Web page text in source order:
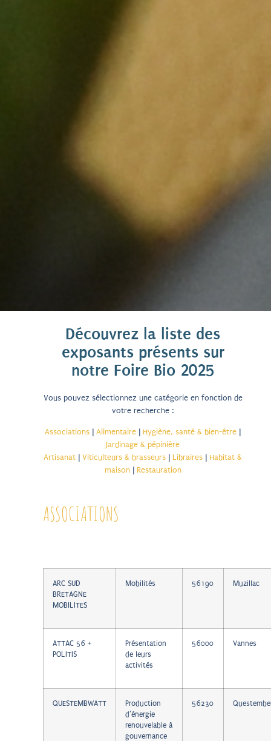
Découvrez la liste des
exposants présents sur
notre Foire Bio 2025
Vous pouvez sélectionnez une catégorie en fonction de
votre recherche :
Associations |Alimentaire | Hygiène, santé & bien-être |
Jardinage & pépinière
Artisanat |Viticulteurs & brasseurs | Libraires | Habitat &
maison| Restauration
ASSOCIATIONS
ARC SUD
BRETAGNE
MOBILITES
Mobilités 56190 Muzillac
ATTAC 56 +
POLITIS
Présentation
de leurs
activités
56000 Vannes
QUESTEMBWATT
Production
d’énergie
renouvelable à
gouvernance
56230